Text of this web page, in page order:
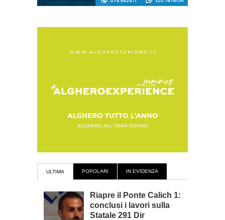
ULTIMA POPOLARI IN EVIDENZA
Riapre il Ponte Calich 1:
conclusi i lavori sulla
Statale 291 Dir